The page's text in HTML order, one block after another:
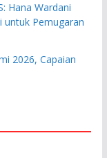
Hana Wardani
untuk Pemugaran
2026, Capaian